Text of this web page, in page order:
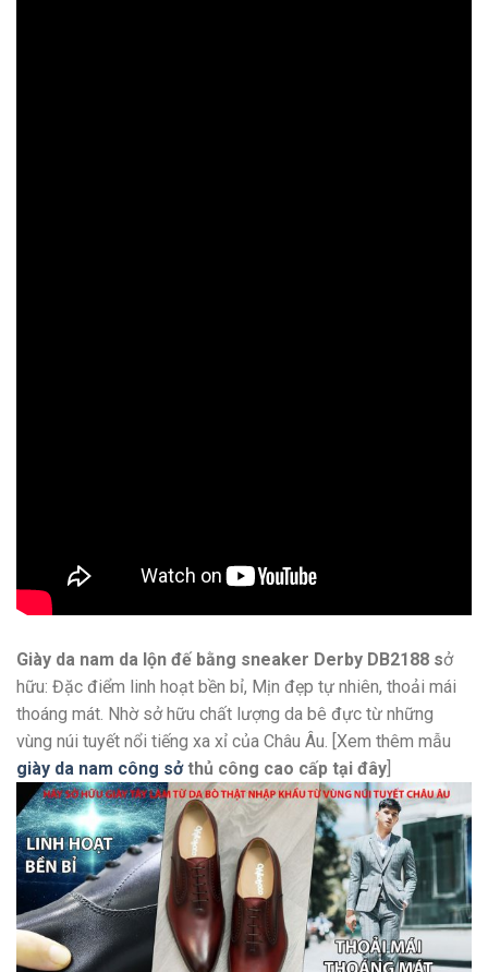
Giày da nam da lộn đế bằng sneaker Derby DB2188 sở
hữu: Đặc điểm linh hoạt bền bỉ, Mịn đẹp tự nhiên, thoải mái
thoáng mát. Nhờ sở hữu chất lượng da bê đực từ những
vùng núi tuyết nổi tiếng xa xỉ của Châu Âu. [Xem thêm mẫu
giày da nam công sởthủ công cao cấp tại đây